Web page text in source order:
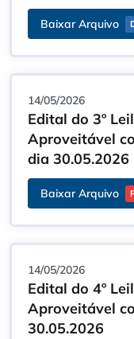
Baixar Arquivo
14/05/2026
Edital do 3º
Aproveitável
dia 30.05.2026
Baixar Arquivo
14/05/2026
Edital do 4º
Aproveitável
30.05.2026